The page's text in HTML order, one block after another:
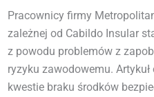
Pracownicy firmy
zależnej od Cabildo Insular
z powodu problemów z
ryzyku zawodowemu.
kwestie braku środków